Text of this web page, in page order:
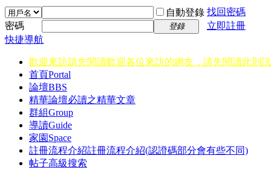
自動登錄 找回密碼
密碼
登錄
立即註冊
快捷導航
歡迎來訪請先閱讀歡迎各位來訪的網友，請先閱讀此則
首頁Portal
論壇BBS
精華論壇必讀之精華文章
群組Group
導讀Guide
家園 Space
註冊流程介紹註冊流程介紹(認證碼部分會有些不同)
帖子高級搜索